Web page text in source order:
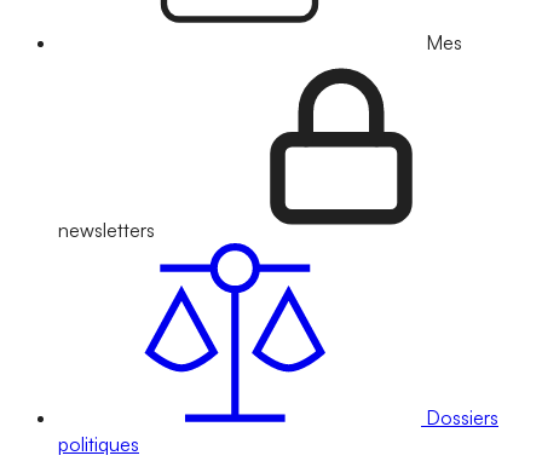
Mes
newsletters
Dossiers
politiques